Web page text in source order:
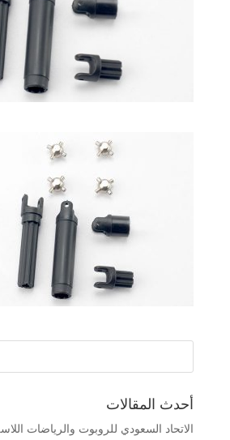
أحدث المقالات
الاتحاد السعودي للروبوت والرياضات